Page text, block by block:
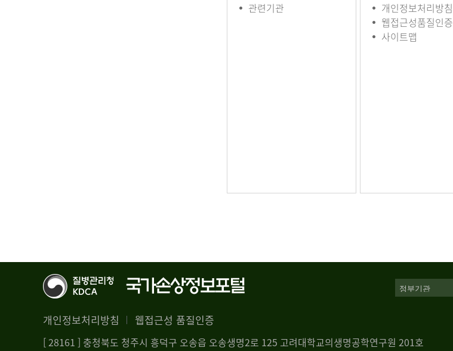
관련기관
개인정보처리방침
웹접근성품질인증
사이트맵
개인정보처리방침 웹접근성 품질인증
[ 28161 ] 충청북도 청주시 흥덕구 오송읍 오송생명2로 125 고려대학교의생명공학연구원 201호